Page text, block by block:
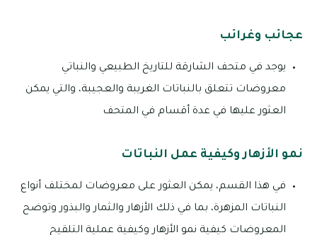
عجائب وغرائب
يوجد في متحف الشارقة للتاريخ الطبيعي والنباتي
معروضات تتعلق بالنباتات الغريبة والعجيبة، والتي يمكن
العثور عليها في عدة أقسام في المتحف
نمو الأزهار وكيفية عمل النباتات
في هذا القسم، يمكن العثور على معروضات لمختلف أنواع
النباتات المزهرة، بما في ذلك الأزهار والثمار والبذور وتوضح
المعروضات كيفية نمو الأزهار وكيفية عملية التلقيح